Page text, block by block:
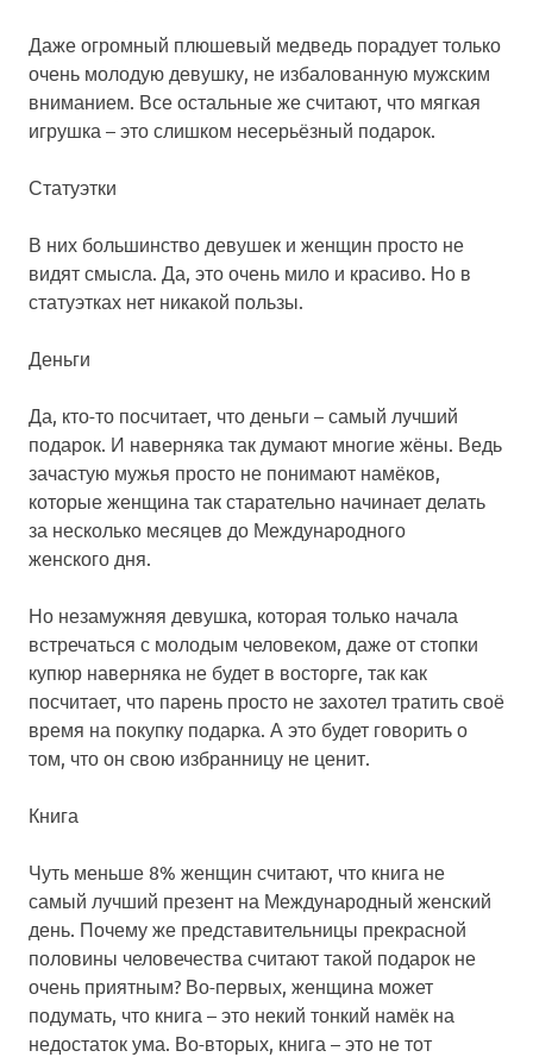
Даже огромный плюшевый медведь порадует только
очень молодую девушку, не избалованную мужским
вниманием. Все остальные же считают, что мягкая
игрушка – это слишком несерьёзный подарок.
Статуэтки
В них большинство девушек и женщин просто не
видят смысла. Да, это очень мило и красиво. Но в
статуэтках нет никакой пользы.
Деньги
Да, кто-то посчитает, что деньги – самый лучший
подарок. И наверняка так думают многие жёны. Ведь
зачастую мужья просто не понимают намёков,
которые женщина так старательно начинает делать
за несколько месяцев до Международного
женского дня.
Но незамужняя девушка, которая только начала
встречаться с молодым человеком, даже от стопки
купюр наверняка не будет в восторге, так как
посчитает, что парень просто не захотел тратить своё
время на покупку подарка. А это будет говорить о
том, что он свою избранницу не ценит.
Книга
Чуть меньше 8% женщин считают, что книга не
самый лучший презент на Международный женский
день. Почему же представительницы прекрасной
половины человечества считают такой подарок не
очень приятным? Во-первых, женщина может
подумать, что книга – это некий тонкий намёк на
недостаток ума. Во-вторых, книга – это не тот